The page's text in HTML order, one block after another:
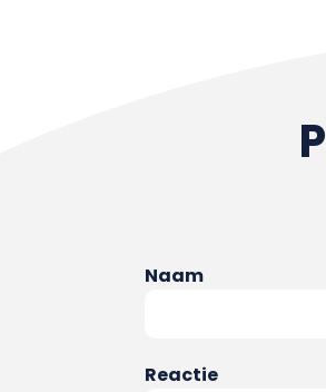
Naam
Reactie